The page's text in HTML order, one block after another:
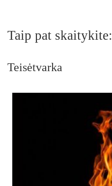
Taip pat skaitykite:
Teisėtvarka